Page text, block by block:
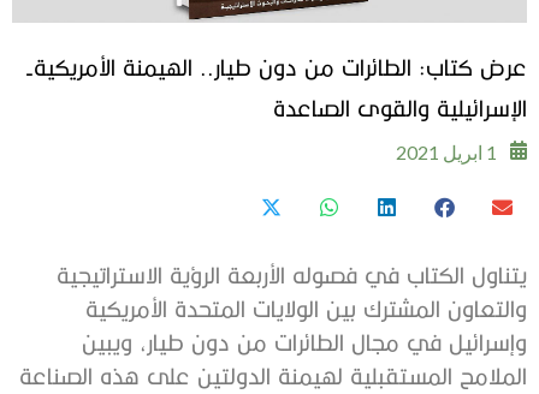
عرض كتاب: الطائرات من دون طيار.. الهيمنة الأمريكية-
الإسرائيلية والقوى الصاعدة
1 ابريل 2021
يتناول الكتاب في فصوله الأربعة الرؤية الاستراتيجية
والتعاون المشترك بين الولايات المتحدة الأمريكية
وإسرائيل في مجال الطائرات من دون طيار، ويبين
الملامح المستقبلية لهيمنة الدولتين على هذه الصناعة